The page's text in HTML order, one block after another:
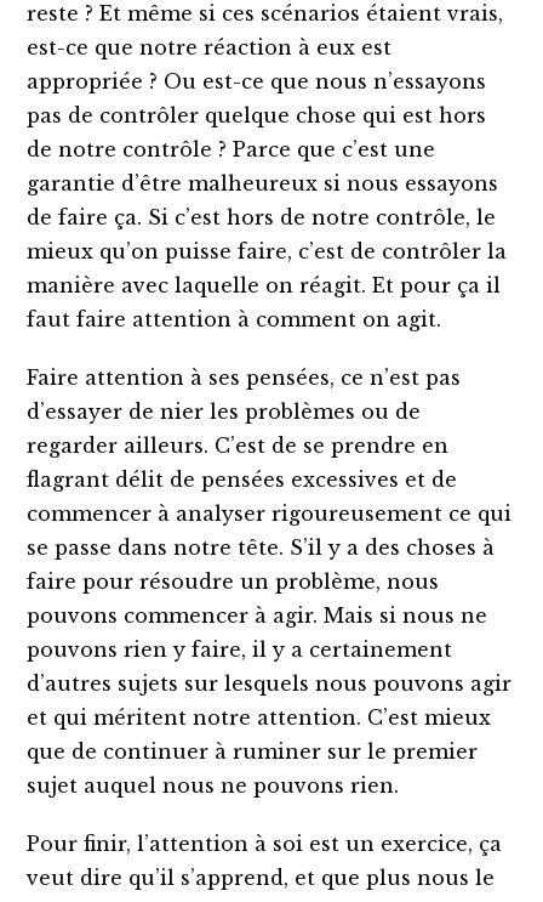
reste ? Et même si ces scénarios étaient vrais,
est-ce que notre réaction à eux est
appropriée ? Ou est-ce que nous n’essayons
pas de contrôler quelque chose qui est hors
de notre contrôle ? Parce que c’est une
garantie d’être malheureux si nous essayons
de faire ça. Si c’est hors de notre contrôle, le
mieux qu’on puisse faire, c’est de contrôler la
manière avec laquelle on réagit. Et pour ça il
faut faire attention à comment on agit.
Faire attention à ses pensées, ce n’est pas
d’essayer de nier les problèmes ou de
regarder ailleurs. C’est de se prendre en
flagrant délit de pensées excessives et de
commencer à analyser rigoureusement ce qui
se passe dans notre tête. S’il y a des choses à
faire pour résoudre un problème, nous
pouvons commencer à agir. Mais si nous ne
pouvons rien y faire, il y a certainement
d’autres sujets sur lesquels nous pouvons agir
et qui méritent notre attention. C’est mieux
que de continuer à ruminer sur le premier
sujet auquel nous ne pouvons rien.
Pour finir, l’attention à soi est un exercice, ça
veut dire qu’il s’apprend, et que plus nous le